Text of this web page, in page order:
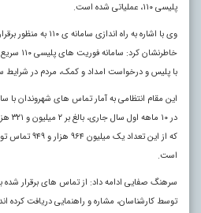
پلیسی ۱۱۰، عملیاتی شده است.
وی با اشاره به راه
خاطرنشان
با پلیس و درخواست امداد و کمک، مردم در
که از این
است.
توسط کارشناسان، مشاره و راهنمایی دریافت کرده